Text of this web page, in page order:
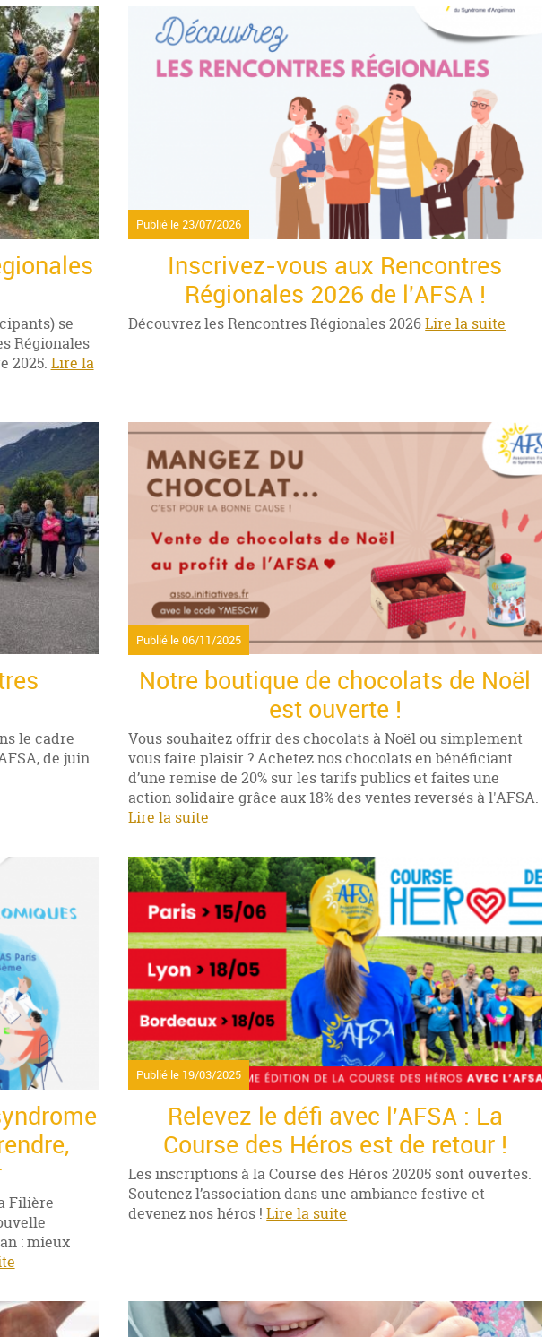
se
Régionales
2025. Lire la
Publié le 23/07/2026
Inscrivez-vous aux Rencontres
Régionales 2026 de l'AFSA !
Découvrez les Rencontres Régionales 2026Lire la suite
le cadre
de juin
Publié le06/11/2025
Notre boutique de chocolats de Noël
est ouverte !
Vous souhaitez offrir des chocolats à Noël ou simplement
vous faire plaisir ? Achetez nos chocolats en bénéficiant
d’une remise de 20% sur les tarifs publics et faites une
action solidaire grâce aux 18% des ventes reversés à l'AFSA.
Lire la suite
Filière
: mieux
Publié le 19/03/2025
Relevez le défi avec l'AFSA : La
Course des Héros est de retour !
Les inscriptions à la Course des Héros 20205 sont ouvertes.
Soutenez l’association dans une ambiance festive et
devenez nos héros ! Lire la suite